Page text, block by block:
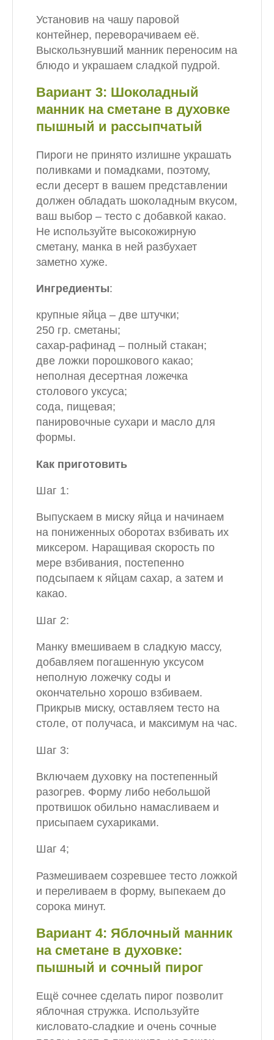
Установив на чашу паровой
контейнер, переворачиваем её.
Выскользнувший манник переносим на
блюдо и украшаем сладкой пудрой.
Вариант 3: Шоколадный
манник на сметане в духовке
пышный и рассыпчатый
Пироги не принято излишне украшать
поливками и помадками, поэтому,
если десерт в вашем представлении
должен обладать шоколадным вкусом,
ваш выбор – тесто с добавкой какао.
Не используйте высокожирную
сметану, манка в ней разбухает
заметно хуже.
Ингредиенты:
крупные яйца – две штучки;
250 гр. сметаны;
сахар-рафинад – полный стакан;
две ложки порошкового какао;
неполная десертная ложечка
столового уксуса;
сода, пищевая;
панировочные сухари и масло для
формы.
Как приготовить
Шаг 1:
Выпускаем в миску яйца и начинаем
на пониженных оборотах взбивать их
миксером. Наращивая скорость по
мере взбивания, постепенно
подсыпаем к яйцам сахар, а затем и
какао.
Шаг 2:
Манку вмешиваем в сладкую массу,
добавляем погашенную уксусом
неполную ложечку соды и
окончательно хорошо взбиваем.
Прикрыв миску, оставляем тесто на
столе, от получаса, и максимум на час.
Шаг 3:
Включаем духовку на постепенный
разогрев. Форму либо небольшой
протвишок обильно намасливаем и
присыпаем сухариками.
Шаг 4;
Размешиваем созревшее тесто ложкой
и переливаем в форму, выпекаем до
сорока минут.
Вариант 4: Яблочный манник
на сметане в духовке:
пышный и сочный пирог
Ещё сочнее сделать пирог позволит
яблочная стружка. Используйте
кисловато-сладкие и очень сочные